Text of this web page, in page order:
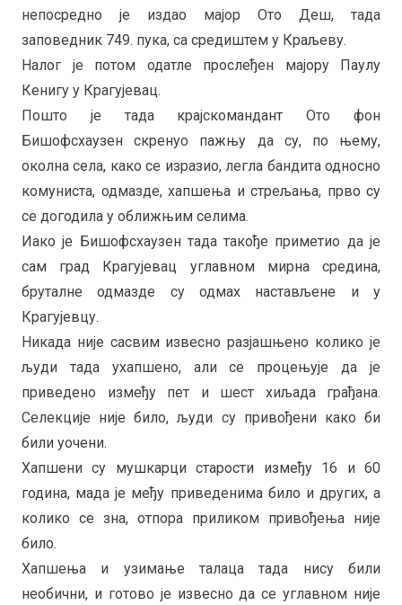
непосредно је издао мајор Ото Деш, тада
заповедник 749. пука, са средиштем у Краљеву.
Налог је потом одатле прослеђен мајору Паулу
Кенигу у Крагујевац.
Пошто је тада крајскомандант Ото фон
Бишофсхаузен скренуо пажњу да су, по њему,
околна села, како се изразио, легла бандита односно
комуниста, одмазде, хапшења и стрељања, прво су
се догодила у оближњим селима.
Иако је Бишофсхаузен тада такође приметио да је
сам град Крагујевац углавном мирна средина,
бруталне одмазде су одмах настављене и у
Крагујевцу.
Никада није сасвим извесно разјашњено колико је
људи тада ухапшено, али се процењује да је
приведено између пет и шест хиљада грађана.
Селекције није било, људи су привођени како би
били уочени.
Хапшени су мушкарци старости између 16 и 60
година, мада је међу приведенима било и других, а
колико се зна, отпора приликом привођења није
било.
Хапшења и узимање талаца тада нису били
необични, и готово је извесно да се углавном није